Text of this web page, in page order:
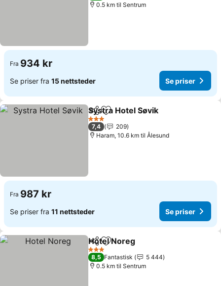
0.5 km til Sentrum
Fra 934 kr
Se priser fra 15 nettsteder Se priser
Del Legg til i favoritter
Systra Hotel Søvik
3 Stjerner
7,4
209
Haram, 10.6 km til Ålesund
Fra 987 kr
Se priser fra 11 nettsteder Se priser
Del Legg til i favoritter
Hotel Noreg
3 Stjerner
8,5 Fantastisk
5 444
0.5 km til Sentrum